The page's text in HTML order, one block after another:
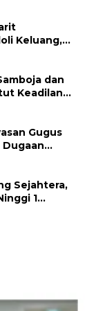
Keluang,
dan
Keadilan
Adil
Gugus
Dugaan
Bale di
Sejahtera,
1